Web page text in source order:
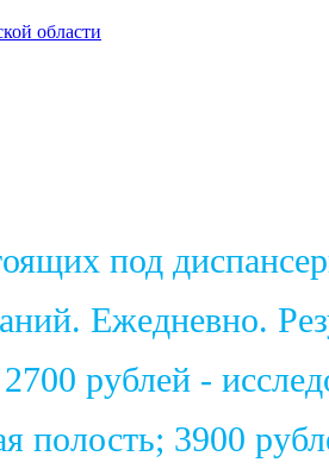
области
под
Ежедневно.
рублей -
полость; 3900